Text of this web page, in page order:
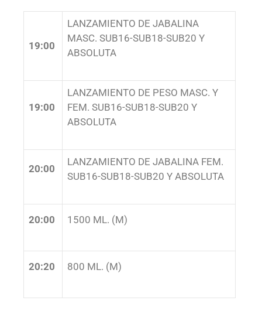
19:00
LANZAMIENTO DE JABALINA
MASC. SUB16-SUB18-SUB20 Y
ABSOLUTA
19:00
LANZAMIENTO DE PESO MASC. Y
FEM. SUB16-SUB18-SUB20 Y
ABSOLUTA
20:00
LANZAMIENTO DE JABALINA FEM.
SUB16-SUB18-SUB20 Y ABSOLUTA
20:00 1500 ML. (M)
20:20 800 ML. (M)